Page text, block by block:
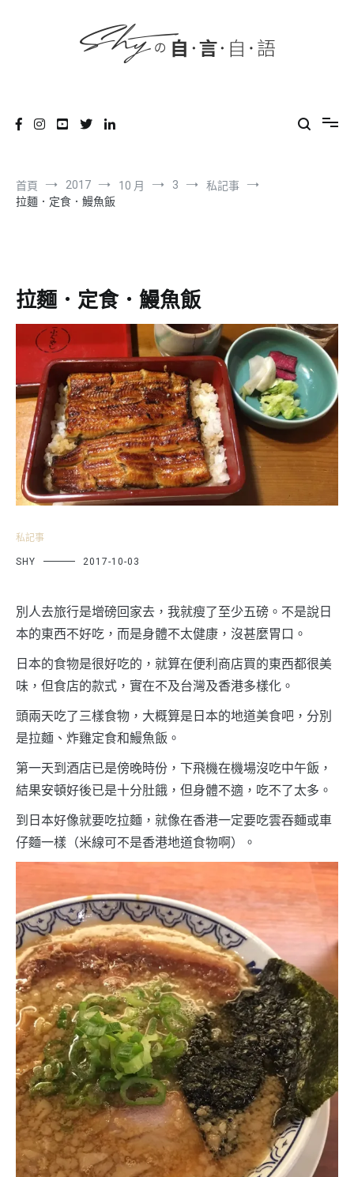
首頁 2017 10 月 3
私記事
拉麵．定食．鰻魚飯
拉麵．定食．鰻魚飯
私記事
SHY 2017-10-03
別人去旅行是增磅回家去，我就瘦了至少五磅。不是說日
本的東西不好吃，而是身體不太健康，沒甚麼胃口。
日本的食物是很好吃的，就算在便利商店買的東西都很美
味，但食店的款式，實在不及台灣及香港多樣化。
頭兩天吃了三樣食物，大概算是日本的地道美食吧，分別
是拉麵、炸雞定食和鰻魚飯。
第一天到酒店已是傍晚時份，下飛機在機場沒吃中午飯，
結果安頓好後已是十分肚餓，但身體不適，吃不了太多。
到日本好像就要吃拉麵，就像在香港一定要吃雲吞麵或車
仔麵一樣（米線可不是香港地道食物啊）。